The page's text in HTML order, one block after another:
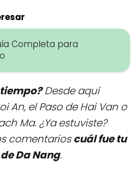
Completa para
Desde aquí
An, el Paso de Hai Van o
Ma. ¿Ya estuviste?
comentarioscuál fue tu
Da Nang.